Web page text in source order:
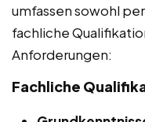
umfassen sowohl
fachliche
Anforderungen:
Fachliche